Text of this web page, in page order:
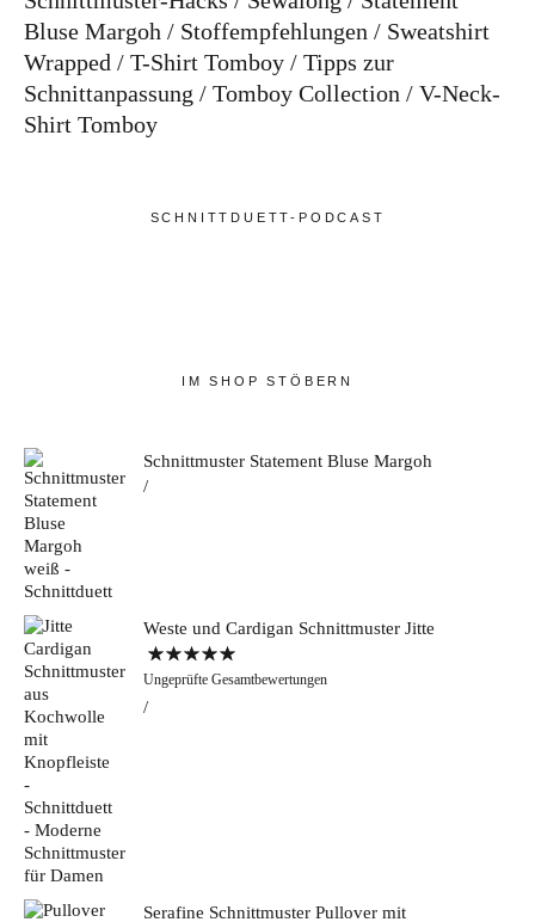
Bluse Margoh
Stoffempfehlungen
Sweatshirt
Wrapped
T-Shirt Tomboy
Tipps zur
Schnittanpassung
Tomboy Collection
V-Neck-
Shirt Tomboy
SCHNITTDUETT-PODCAST
IM SHOP STÖBERN
Schnittmuster Statement Bluse Margoh
Weste und Cardigan Schnittmuster Jitte
Bewertet mit
5.00von 5
Ungeprüfte Gesamtbewertungen
Serafine Schnittmuster Pullover mit